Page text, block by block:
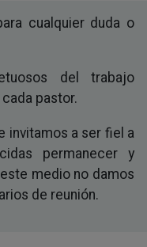
cualquier duda o
del trabajo
pastor.
invitamos a ser fiel a
permanecer y
medio no damos
de reunión.